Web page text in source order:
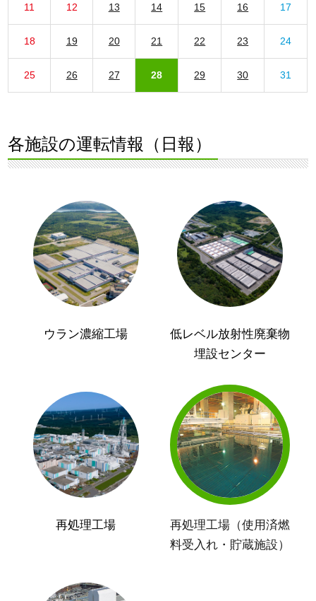
11 12 13 14 15 16 17
18 19 20 21 22 23 24
25 26 27 28 29 30 31
各施設の運転情報（日報）
ウラン濃縮工場
低レベル放射性廃棄物
埋設センター
再処理工場
再処理工場（使用済燃
料受入れ・貯蔵施設）